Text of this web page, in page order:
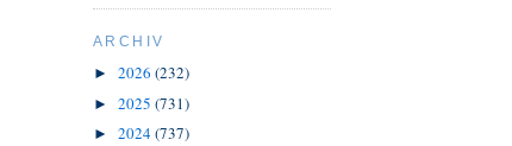
ARCHIV
► 2026 (232)
► 2025 (731)
► 2024(737)